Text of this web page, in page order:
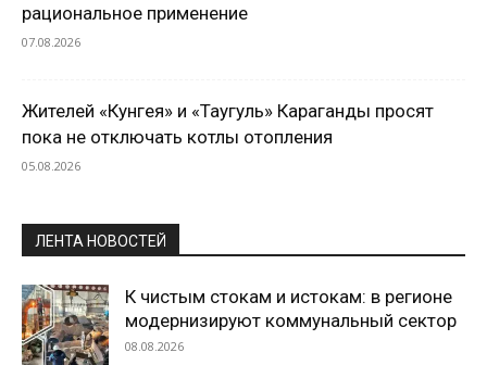
рациональное применение
07.08.2026
Жителей «Кунгея» и «Таугуль» Караганды просят
пока не отключать котлы отопления
05.08.2026
ЛЕНТА НОВОСТЕЙ
К чистым стокам и истокам: в регионе
модернизируют коммунальный сектор
08.08.2026